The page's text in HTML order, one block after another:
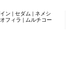
ン | セダム | ネメシ
フィラ | ムルチコー